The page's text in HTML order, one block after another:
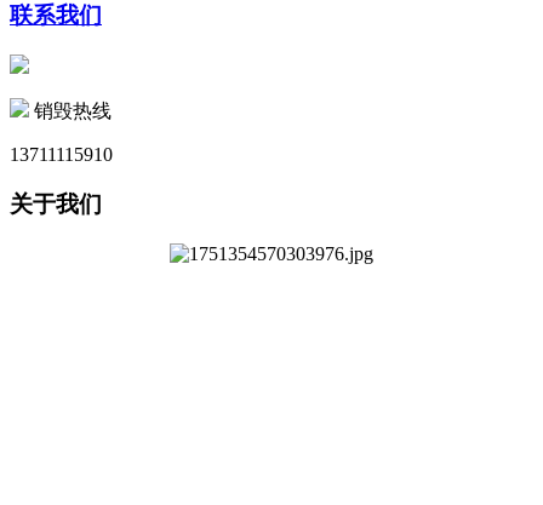
联系我们
销毁热线
13711115910
关于我们